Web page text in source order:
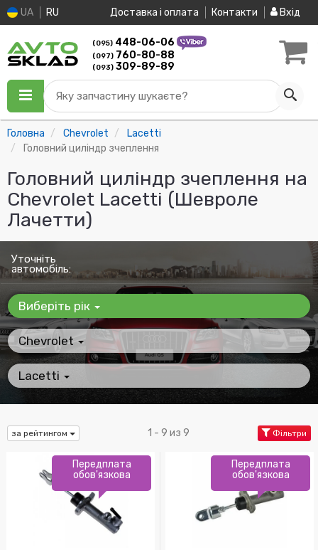
UA RU Доставка і оплата Контакти Вхід
(095) 448-06-06
(097) 760-80-88
(093) 309-89-89
Яку запчастину шукаєте?
Головна Chevrolet
Lacetti
Головний циліндр зчеплення
Головний циліндр зчеплення на
Chevrolet Lacetti (Шевроле
Лачетти)
Уточніть
автомобіль:
Виберіть рік
Chevrolet
Lacetti
за рейтингом 1 - 9 из 9 Фільтри
Передплата
обов'язкова
Передплата
обов'язкова